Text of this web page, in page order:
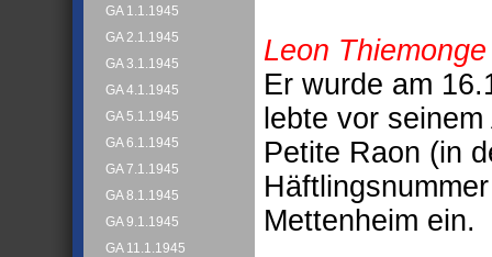
GA 1.1.1945
GA 2.1.1945
GA 3.1.1945
GA 4.1.1945
GA 5.1.1945
GA 6.1.1945
GA 7.1.1945
GA 8.1.1945
GA 9.1.1945
GA 11.1.1945
Leon Thiemonge
Er wurde am
lebte vor
Petite Raon (in
Mettenheim ein.